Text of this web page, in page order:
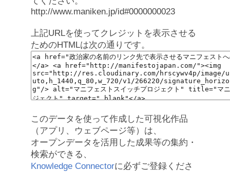
http://www.maniken.jp/id#0000000023
上記URLを使ってクレジットを表示させる
ためのHTMLは次の通りです。
このデータを使って作成した可視化作品
（アプリ、ウェブページ等）は、
オープンデータを活用した成果等の集約・
検索ができる、
Knowledge Connectorに必ずご登録くださ